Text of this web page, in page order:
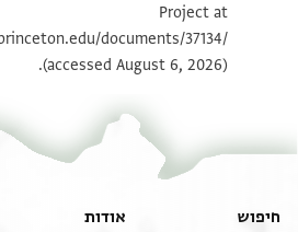
תנאי היתר שימוש בתצלום
Project at
documents/37134/
(accessed August 6, 2026).
חיפוש אודות